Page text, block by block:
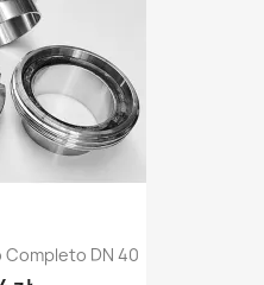
DN 40